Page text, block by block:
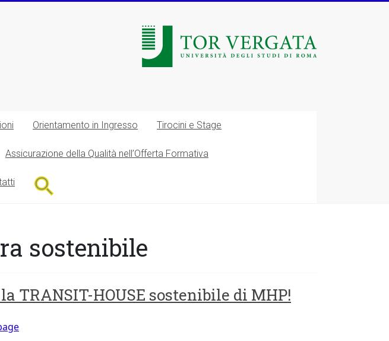
Orientamento in Ingresso Tirocini e Stage
Assicurazione della Qualità nell’Offerta Formativa
sostenibile
TRANSIT-HOUSE sostenibile di MHP!